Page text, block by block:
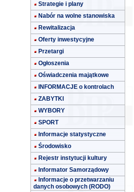
Strategie i plany
Nabór na wolne stanowiska
Rewitalizacja
Oferty inwestycyjne
Przetargi
Ogłoszenia
Oświadczenia majątkowe
INFORMACJE o kontrolach
ZABYTKI
WYBORY
SPORT
Informacje statystyczne
Środowisko
Rejestr instytucji kultury
Informator Samorządowy
Informacje o przetwarzaniu
danych osobowych (RODO)